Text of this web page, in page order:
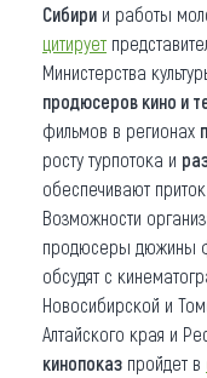
Сибири и работы
цитирует
Министерства
продюсеров кино и
фильмов в регионах
росту турпотока и
обеспечивают
Возможности
продюсеры дюжины
обсудят с
Новосибирской и
Алтайского края и
кинопоказ пройдет в